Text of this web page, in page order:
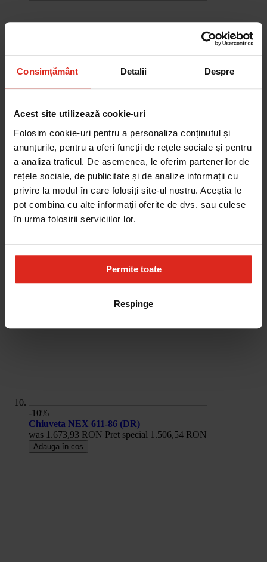
Consimțământ Detalii Despre
Acest site utilizează cookie-uri
Folosim cookie-uri pentru a personaliza conținutul și
anunțurile, pentru a oferi funcții de rețele sociale și pentru
a analiza traficul. De asemenea, le oferim partenerilor de
rețele sociale, de publicitate și de analize informații cu
privire la modul în care folosiți site-ul nostru. Aceștia le
pot combina cu alte informații oferite de dvs. sau culese
în urma folosirii serviciilor lor.
Permite toate
Respinge
-10%
Chiuveta Maris MRG 610-60
was 2.580,20 RON Pret special 2.322,18 RON
Adauga în cos
-10%
Chiuveta NEX 611-86 (DR)
was 1.673,93 RON Pret special 1.506,54 RON
Adauga în cos